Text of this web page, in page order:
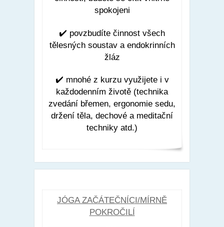
spokojeni
✔️ povzbudíte činnost všech
tělesných soustav a endokrinních
žláz
✔️ mnohé z kurzu využijete i v
každodenním životě (technika
zvedání břemen, ergonomie sedu,
držení těla, dechové a meditační
techniky atd.)
JÓGA ZAČÁTEČNÍCI/MÍRNĚ
POKROČILÍ